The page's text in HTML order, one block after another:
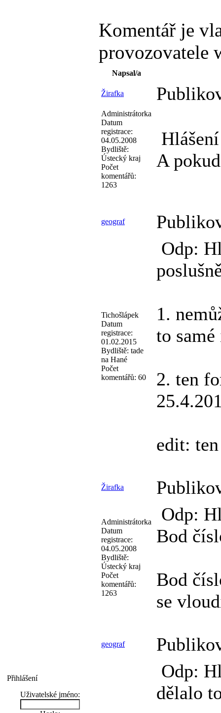
Přihlášení
Uživatelské jméno:
Komentář je
provozovatele
Napsal/a
Žirafka
Administrátorka
Datum
registrace:
04.05.2008
Bydliště:
Ústecký kraj
Počet
komentářů:
1263
Hlášení
A
geograf
Tichošlápek
Datum
registrace:
01.02.2015
Bydliště: tade
na Hané
Počet
komentářů: 60
Odp:
1.
to
2. ten
edit:
Žirafka
Administrátorka
Datum
registrace:
04.05.2008
Bydliště:
Ústecký kraj
Počet
komentářů:
1263
Odp:
Bod
Bod
se
geograf
Odp:
dělalo